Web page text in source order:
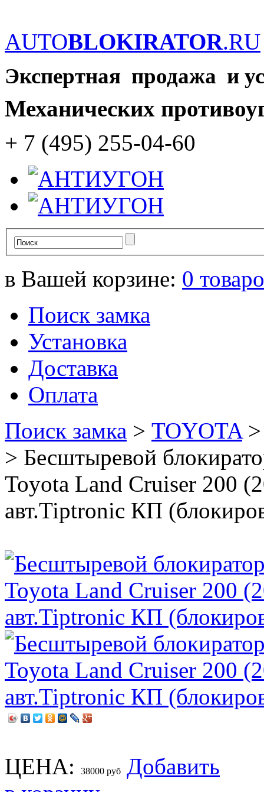
AUTOBLOKIRATOR.RU
Экспертная продажа и
Механических
+ 7 (495) 255-04-60
в Вашей корзине: 0
Поиск замка
Установка
Доставка
Оплата
Поиск замка > TOYOTA
> Бесштыревой
Toyota Land Cruiser 200
авт.Tiptronic КП
ЦЕНА: 38000 руб
Добавить